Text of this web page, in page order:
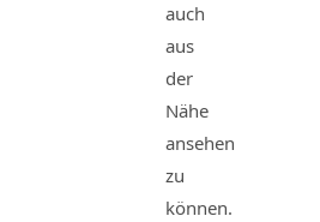
auch
aus
der
Nähe
ansehen
zu
können.